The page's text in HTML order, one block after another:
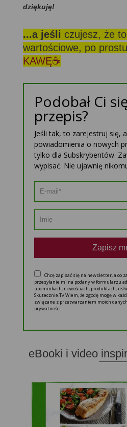
dziękuję!
...a jeśli czujesz, że
wartościowe, po prostu
KAWĘ☕
Podobał Ci
przepis?
Jeśli tak, to zarejestruj się,
powiadomienia o nowych
tylko dla Subskrybentów.
wypisać. Nie ujawnię
Zapisz
Chcę zapisać się na newsletter, a co
przesyłanie mi na podany w formularzu
upominkach, nowościach, produktach,
Skutecznie.Tv Wiem, że zgodę mogę w
związane z przetwarzaniem moich
prywatności.
eBooki i video